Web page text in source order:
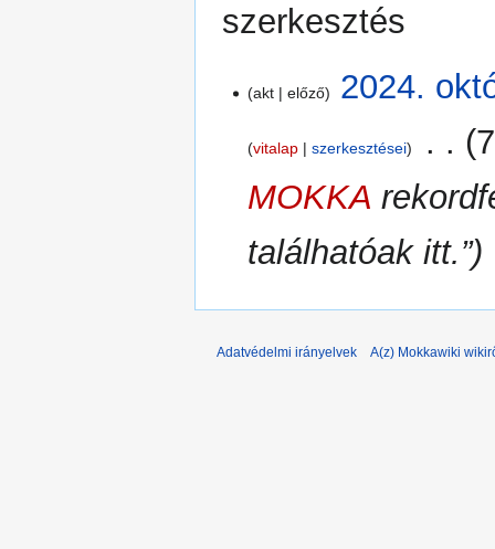
szerkesztés
október
akt előző 2024.
vitalap szerkesztései
MOKKA
találhatóak itt.”
Adatvédelmi irányelvek A(z) Mokkawiki